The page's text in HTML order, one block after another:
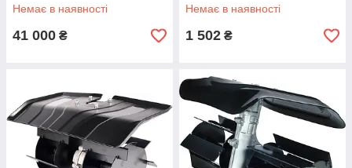
Немає в наявності
41 000 ₴
Немає в наявності
1 502 ₴